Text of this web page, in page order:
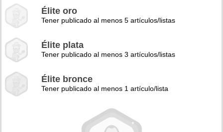
Élite oro
Tener publicado al menos 5 artículos/listas
Élite plata
Tener publicado al menos 3 artículos/listas
Élite bronce
Tener publicado al menos 1 artículo/lista